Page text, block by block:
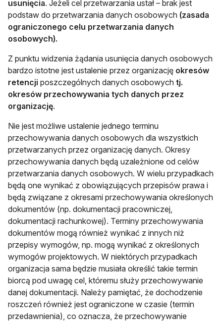
usunięcia. Jeżeli cel przetwarzania ustał – brak jest
podstaw do przetwarzania danych osobowych (zasada
ograniczonego celu przetwarzania danych
osobowych).
Z punktu widzenia żądania usunięcia danych osobowych
bardzo istotne jest ustalenie przez organizację okresów
retencji poszczególnych danych osobowych tj.
okresów przechowywania tych danych przez
organizację.
Nie jest możliwe ustalenie jednego terminu
przechowywania danych osobowych dla wszystkich
przetwarzanych przez organizację danych. Okresy
przechowywania danych będą uzależnione od celów
przetwarzania danych osobowych. W wielu przypadkach
będą one wynikać z obowiązujących przepisów prawa i
będą związane z okresami przechowywania określonych
dokumentów (np. dokumentacji pracowniczej,
dokumentacji rachunkowej). Terminy przechowywania
dokumentów mogą również wynikać z innych niż
przepisy wymogów, np. mogą wynikać z określonych
wymogów projektowych. W niektórych przypadkach
organizacja sama będzie musiała określić takie termin
biorcą pod uwagę cel, któremu służy przechowywanie
danej dokumentacji. Należy pamiętać, że dochodzenie
roszczeń również jest ograniczone w czasie (termin
przedawnienia), co oznacza, że przechowywanie